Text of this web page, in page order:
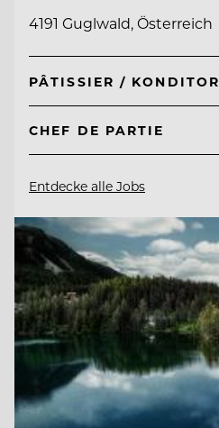
4191 Guglwald, Österreich
PÂTISSIER / KONDITOR
CHEF DE PARTIE
Entdecke alle Jobs